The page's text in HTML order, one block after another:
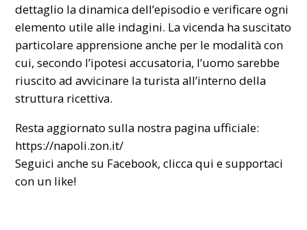
dettaglio la dinamica dell’episodio e verificare ogni
elemento utile alle indagini. La vicenda ha suscitato
particolare apprensione anche per le modalità con
cui, secondo l’ipotesi accusatoria, l’uomo sarebbe
riuscito ad avvicinare la turista all’interno della
struttura ricettiva.
Resta aggiornato sulla nostra pagina ufficiale:
https://napoli.zon.it/
Seguici anche su Facebook,clicca qui e supportaci
con un like!